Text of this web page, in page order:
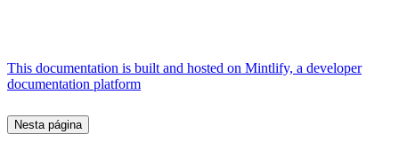
This documentation is built and hosted on Mintlify, a developer
documentation platform
Nesta página